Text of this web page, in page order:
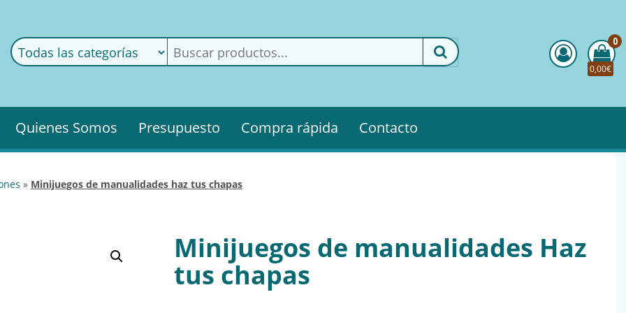
0
0,00€
Quienes Somos Presupuesto Compra rápida Contacto
» minijuegos de manualidades haz tus chapas
Minijuegos de manualidades Haz
tus chapas